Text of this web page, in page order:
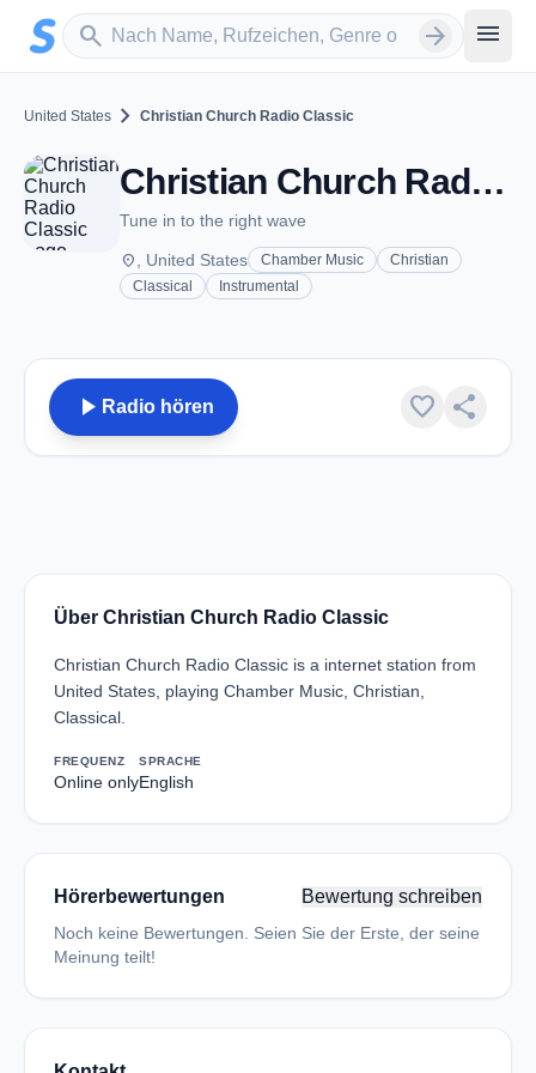
Zum Hauptinhalt springen
search
Sender suchen arrow_forward menu
United States chevron_right Christian Church Radio Classic
Christian Church Radio Classic
Tune in to the right wave
place , United States Chamber Music
Christian
Classical
Instrumental
play_arrow Radio hören favorite share
Über Christian Church Radio Classic
Christian Church Radio Classic is a internet station from
United States, playing Chamber Music, Christian,
Classical.
FREQUENZ
Online only
SPRACHE
English
Hörerbewertungen Bewertung schreiben
Noch keine Bewertungen. Seien Sie der Erste, der seine
Meinung teilt!